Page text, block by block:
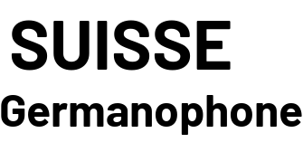
SUISSE
Germanophone